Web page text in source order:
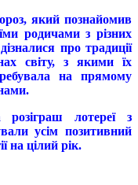
який познайомив
родичами з різних
про традиції
світу, з якими їх
на прямому
розіграш лотереї з
усім позитивний
на цілий рік.